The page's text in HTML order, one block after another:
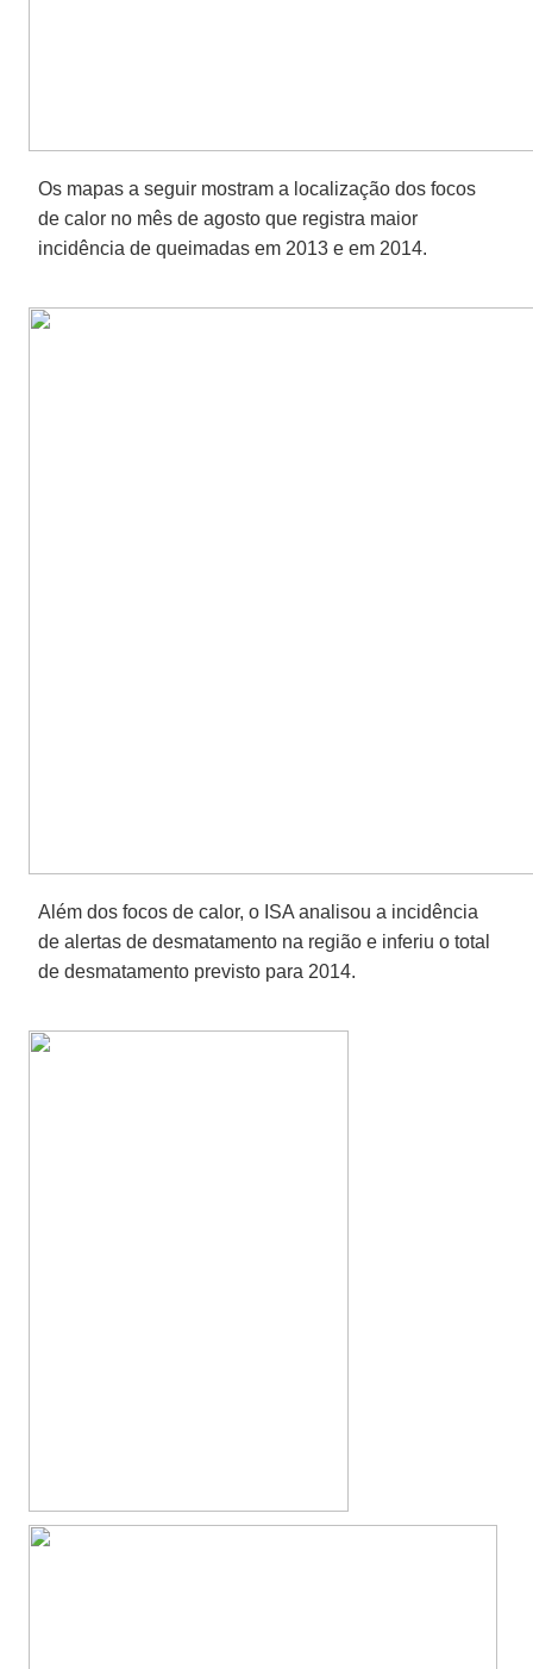
Os mapas a seguir mostram a localização dos focos
de calor no mês de agosto que registra maior
incidência de queimadas em 2013 e em 2014.
Além dos focos de calor, o ISA analisou a incidência
de alertas de desmatamento na região e inferiu o total
de desmatamento previsto para 2014.